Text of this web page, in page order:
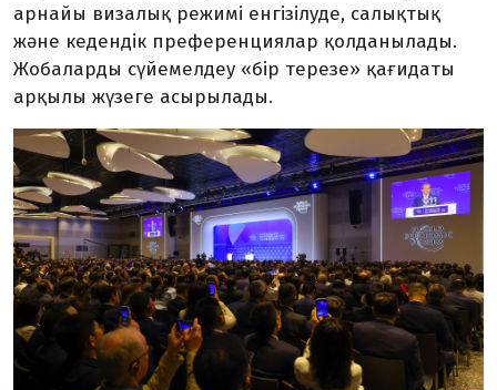
арнайы визалық режимі енгізілуде, салықтық
және кедендік преференциялар қолданылады.
Жобаларды сүйемелдеу «бір терезе» қағидаты
арқылы жүзеге асырылады.